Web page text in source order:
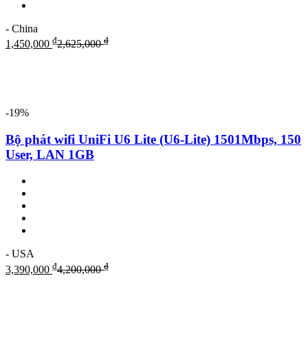
- China
1,450,000 ₫2,625,000₫
-19%
Bộ phát wifi UniFi U6 Lite (U6-Lite) 1501Mbps, 150
User, LAN 1GB
- USA
3,390,000 ₫4,200,000₫